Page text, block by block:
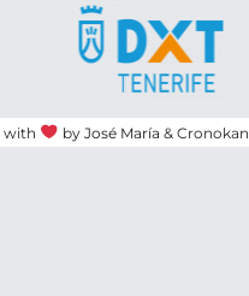
with by José María & Cronokan